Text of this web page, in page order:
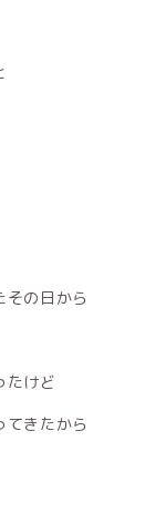
の日から
たけど
きたから